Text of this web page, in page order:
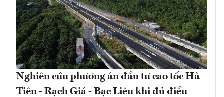
Nghiên cứu phương án đầu tư cao tốc Hà
Tiên - Rạch Giá - Bạc Liêu khi đủ điều